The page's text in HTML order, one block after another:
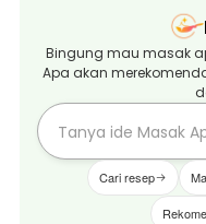
Bingung mau masak
Apa akan
Cari resep